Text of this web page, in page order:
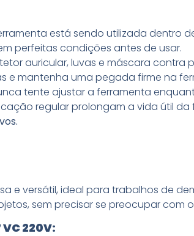
está sendo utilizada dentro
perfeitas condições antes de usar.
auricular, luvas e máscara contra
e mantenha uma pegada firme na
tente ajustar a ferramenta
regular prolongam a vida útil da
e versátil, ideal para trabalhos de
sem precisar se preocupar com
220V: